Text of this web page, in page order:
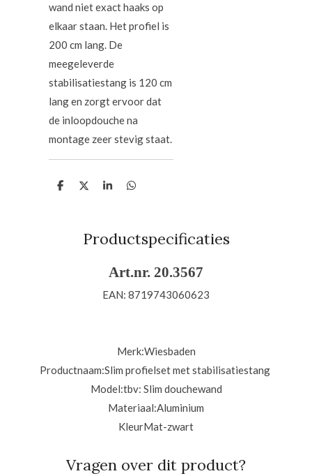
wand niet exact haaks op
elkaar staan. Het profiel is
200 cm lang. De
meegeleverde
stabilisatiestang is 120 cm
lang en zorgt ervoor dat
de inloopdouche na
montage zeer stevig staat.
D
D
S
D
Productspecificaties
Art.nr. 20.3567
EAN: 8719743060623
Merk:Wiesbaden
Productnaam:Slim profielset met stabilisatiestang
Model:tbv: Slim douchewand
Materiaal:Aluminium
KleurMat-zwart
Vragen over dit product?